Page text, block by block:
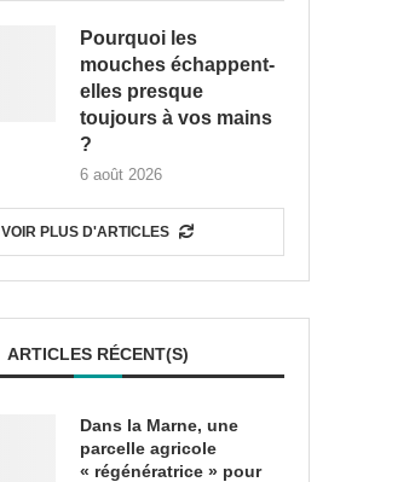
Pourquoi les
mouches échappent-
elles presque
toujours à vos mains
?
6 août 2026
VOIR PLUS D'ARTICLES
ARTICLES RÉCENT(S)
Dans la Marne, une
parcelle agricole
« régénératrice » pour